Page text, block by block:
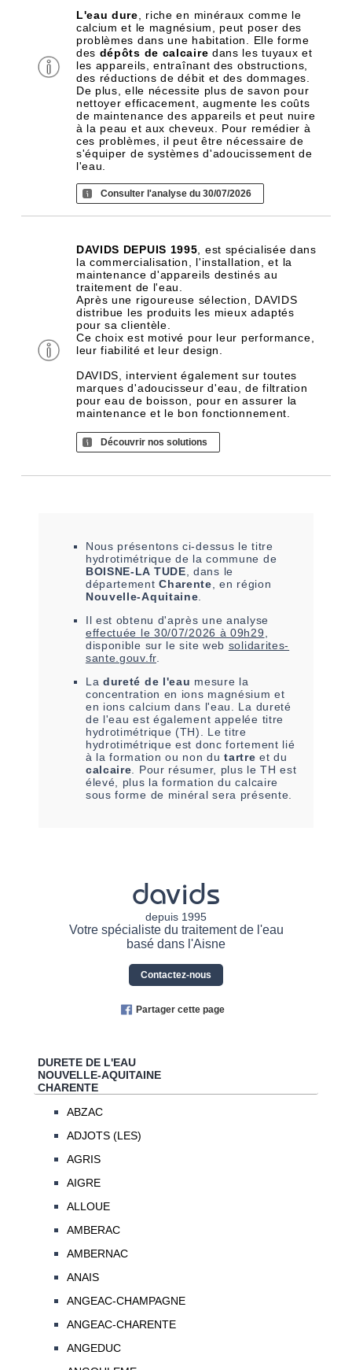
L'eau dure , riche en minéraux comme le
calcium et le magnésium, peut poser des
problèmes dans une habitation. Elle forme
des dépôts de calcaire dans les tuyaux et
les appareils, entraînant des obstructions,
des réductions de débit et des dommages.
De plus, elle nécessite plus de savon pour
nettoyer efficacement, augmente les coûts
de maintenance des appareils et peut nuire
à la peau et aux cheveux. Pour remédier à
ces problèmes, il peut être nécessaire de
s'équiper de systèmes d'adoucissement de
l'eau.
Consulter l'analyse du 30/07/2026
DAVIDS DEPUIS 1995 , est spécialisée dans
la commercialisation, l'installation, et la
maintenance d'appareils destinés au
traitement de l'eau.
Après une rigoureuse sélection, DAVIDS
distribue les produits les mieux adaptés
pour sa clientèle.
Ce choix est motivé pour leur performance,
leur fiabilité et leur design.
DAVIDS, intervient également sur toutes
marques d'adoucisseur d'eau, de filtration
pour eau de boisson, pour en assurer la
maintenance et le bon fonctionnement.
Découvrir nos solutions
Nous présentons ci-dessus le titre
hydrotimétrique de la commune de
BOISNE-LA TUDE , dans le
départementCharente , en région
Nouvelle-Aquitaine
Il est obtenu d'après une analyse
effectuée le 30/07/2026 à 09h29
disponible sur le site web solidarites-
sante.gouv.fr.
La dureté de l'eau mesure la
concentration en ions magnésium et
en ions calcium dans l'eau. La dureté
de l'eau est également appelée titre
hydrotimétrique (TH). Le titre
hydrotimétrique est donc fortement lié
à la formation ou non dutartre et du
calcaire . Pour résumer, plus le TH est
élevé, plus la formation du calcaire
sous forme de minéral sera présente.
davids
depuis 1995
Votre spécialiste du traitement de l'eau
basé dans l'Aisne
Contactez-nous
Partager cette page
DURETE DE L'EAU
NOUVELLE-AQUITAINE
CHARENTE
ABZAC
ADJOTS (LES)
AGRIS
AIGRE
ALLOUE
AMBERAC
AMBERNAC
ANAIS
ANGEAC-CHAMPAGNE
ANGEAC-CHARENTE
ANGEDUC